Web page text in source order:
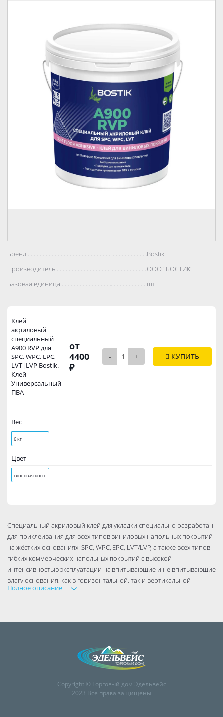
Бренд..................................................................................Bostik
Производитель..................................................................................
ООО "БОСТИК"
Базовая единица..................................................................................
шт
Клей
акриловый
специальный
A900 RVP для
SPC, WPC, EPC,
LVT|LVP Bostik.
Клей
Универсальный
ПВА
от
4400
₽
- + КУПИТЬ
Вес
6 кг
Цвет
слоновая кость
Специальный акриловый клей для укладки специально разработан
для приклеивания для всех типов виниловых напольных покрытий
на жёстких основаниях: SPC, WPC, EPC, LVT/LVP, а также всех типов
гибких коммерческих напольных покрытий с высокой
интенсивностью эксплуатации на впитывающие и не впитывающие
влагу основания, как в горизонтальной, так и вертикальной
плоскости.
предназначен для одностороннего нанесения и приклеивания
внутренних работ, в том числе для приклеивания RVP в душевых
комнатах на полу и стенах.
Подходит для приклеивания:
ART-vinyl, RVP (Rigid Vinyl Plank);
Полное описание
Copyright © Торговый дом Эдельвейс
2023 Все права защищены